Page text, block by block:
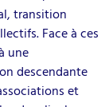
transition
Face à ces
une
descendante
et